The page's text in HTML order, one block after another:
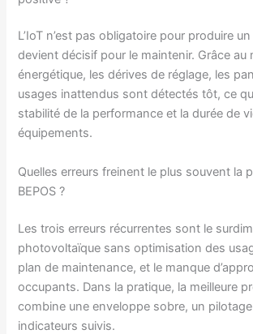
L’IoT n’est pas obligatoire pour produire
devient décisif pour le maintenir. Grâce au
énergétique, les dérives de réglage, les
usages inattendus sont détectés tôt, ce
stabilité de la performance et la durée de
équipements.
Quelles erreurs freinent le plus souvent la
BEPOS ?
Les trois erreurs récurrentes sont le
photovoltaïque sans optimisation des
plan de maintenance, et le manque
occupants. Dans la pratique, la meilleure
combine une enveloppe sobre, un
indicateurs suivis.